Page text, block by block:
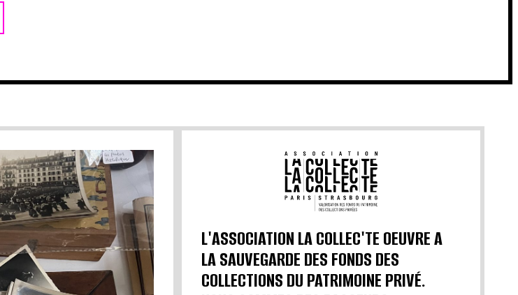
L'ASSOCIATION LA COLLEC'TE OEUVRE A
LA SAUVEGARDE DES FONDS DES
COLLECTIONS DU PATRIMOINE PRIVÉ.